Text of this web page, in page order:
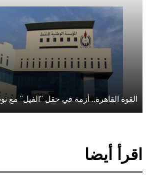
القوة القاهرة.. أزمة في حقل "الفيل" مع
اقرأ أيضا